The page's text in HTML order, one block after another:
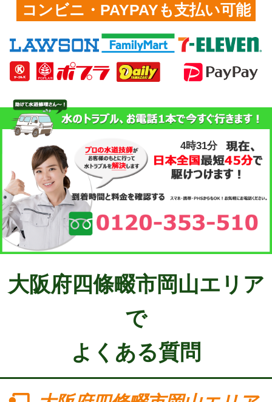
コンビニ・PAYPAYも支払い可能
4時31分
大阪府四條畷市岡山エリア
で
よくある質問